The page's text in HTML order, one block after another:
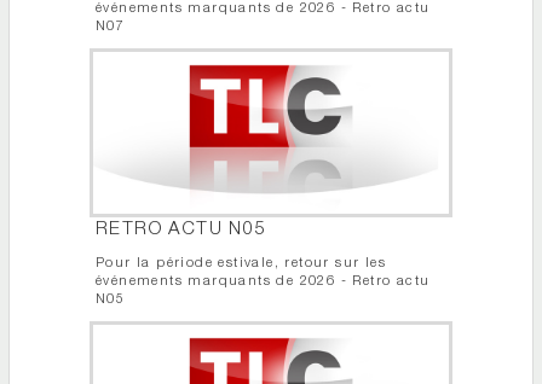
événements marquants de 2026 - Retro actu
N07
RETRO ACTU N05
Pour la période estivale, retour sur les
événements marquants de 2026 - Retro actu
N05